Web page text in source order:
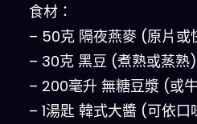
食材：
– 50克 隔夜燕麥 (原片或
– 30克 黑豆 (煮熟或蒸熟)
– 200毫升 無糖豆漿 (或
– 1湯匙 韓式大醬 (可依口